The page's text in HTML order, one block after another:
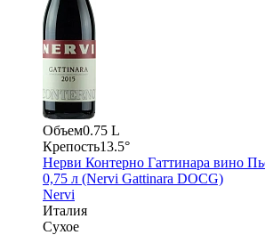
Объем0.75 L
Крепость13.5°
Нерви Контерно Гаттинара вино
0,75 л (Nervi Gattinara DOCG)
Nervi
Италия
Сухое